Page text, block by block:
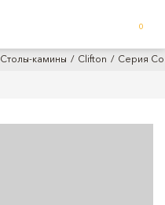
0
Столы-камины Clifton Серия